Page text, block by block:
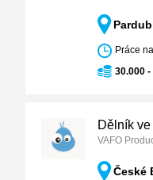
Práce
30.000
Dělník
VAFO
České